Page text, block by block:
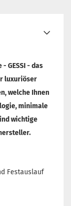
- GESSI - das
luxuriöser
, welche Ihnen
minimale
wichtige
Festauslauf